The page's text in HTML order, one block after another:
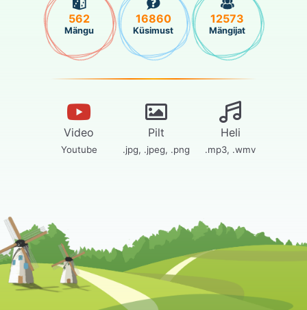
562
Mängu
16860
Küsimust
12573
Mängijat
Video Pilt Heli
Youtube .jpg, .jpeg, .png .mp3, .wmv